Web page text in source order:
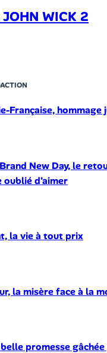
WICK 2
Française,
New Day, le
d’aimer
la vie à tout prix
la misère face à la
belle promesse